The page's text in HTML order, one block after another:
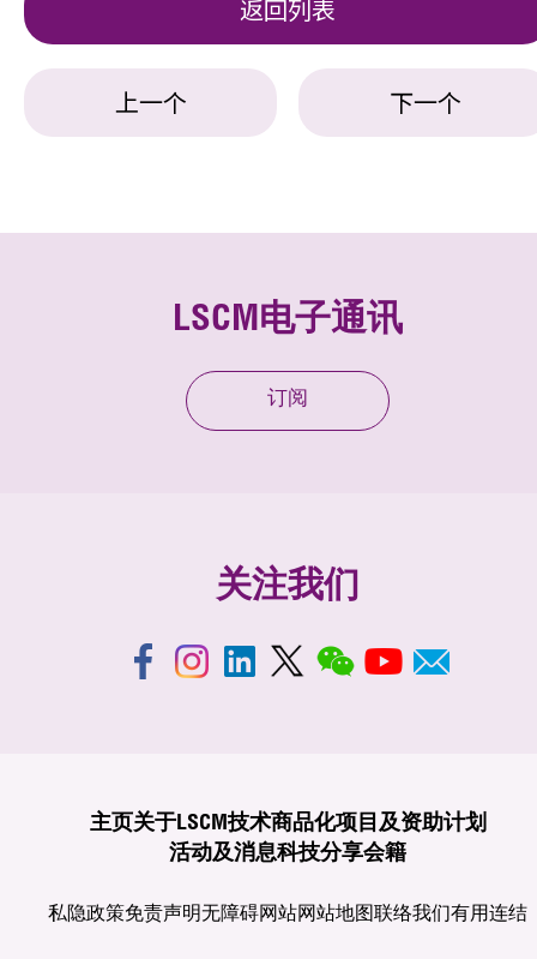
返回列表
上一个 下一个
LSCM电子通讯
订阅
关注我们
主页关于LSCM技术商品化项目及资助计划
活动及消息科技分享会籍
私隐政策免责声明无障碍网站网站地图联络我们有用连结